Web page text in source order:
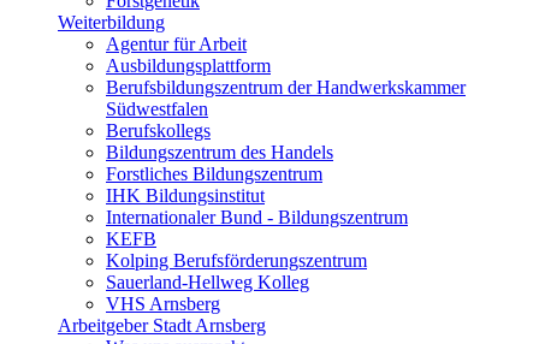
Weiterbildung
Agentur für Arbeit
Ausbildungsplattform
Berufsbildungszentrum der Handwerkskammer
Südwestfalen
Berufskollegs
Bildungszentrum des Handels
Forstliches Bildungszentrum
IHK Bildungsinstitut
Internationaler Bund - Bildungszentrum
KEFB
Kolping Berufsförderungszentrum
Sauerland-Hellweg Kolleg
VHS Arnsberg
Arbeitgeber Stadt Arnsberg